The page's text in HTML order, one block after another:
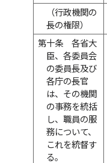
（行政機関の
長の権限）
第十条
各省大
臣、各委員会
の委員長及び
各庁の長官
は、その機関
の事務を統括
し、職員の服
務について、
これを統督す
る。